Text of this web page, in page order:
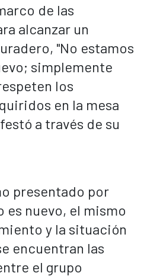
de las
alcanzar un
"No estamos
simplemente
los
en la mesa
a través de su
presentado por
es nuevo, el mismo
y la situación
encuentran las
el grupo